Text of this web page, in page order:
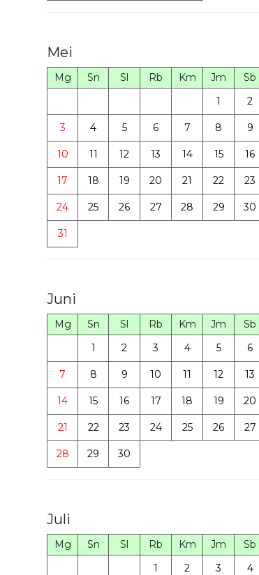
Mei
Mg Sn Sl Rb Km Jm
Sb
1
2
3 4 5 6 7 8 9
10 11 12 13 14 15 16
17 18 19 20 21 22 23
24 25 26 27 28 29 30
31
Juni
Mg Sn Sl Rb Km Jm
Sb
1
2 3 4 5 6
7 8 9 10 11 12 13
14 15 16 17 18 19 20
21 22 23 24 25 26 27
28 29 30
Juli
Mg Sn Sl Rb Km Jm
Sb
1
2 3 4